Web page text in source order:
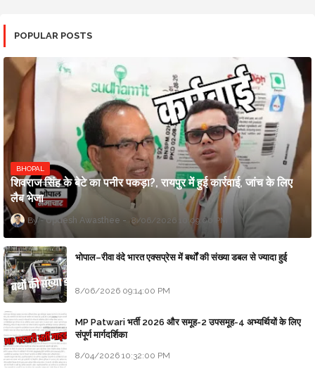
POPULAR POSTS
BHOPAL
शिवराज सिंह के बेटे का पनीर पकड़ा?, रायपुर में हुई कार्रवाई, जांच के लिए
लैब भेजा
Updesh Awasthee 8/06/2026 10:09:00 PM
भोपाल–रीवा वंदे भारत एक्सप्रेस में बर्थों की संख्या डबल से ज्यादा हुई
8/06/2026 09:14:00 PM
MP Patwari भर्ती 2026 और समूह-2 उपसमूह-4 अभ्यर्थियों के लिए
संपूर्ण मार्गदर्शिका
8/04/2026 10:32:00 PM